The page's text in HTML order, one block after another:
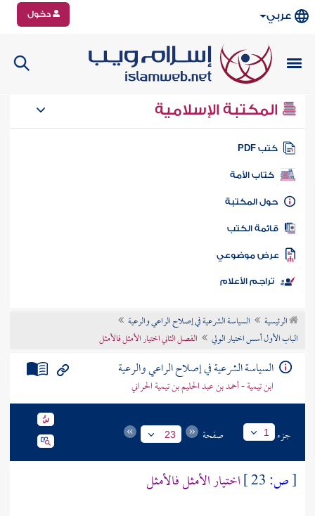
عربي دخول
المكتبة الإسلامية
كتب PDF
كتاب الأمة
المكتبة
الكتب
موضوعي
تراجم الأعلام
الرئيسية
السياسة الشرعية في إصلاح الراعي والرعية
الباب الأول أسس اختيار الولي
الفصل الثاني اختيار الأمثل فالأمثل
السياسة الشرعية في إصلاح الراعي والرعية
ابن تيمية - أحمد بن عبد الحليم بن تيمية الحراني
جزء 1 صفحة 23
[ص:
اختيار الأمثل فالأمثل